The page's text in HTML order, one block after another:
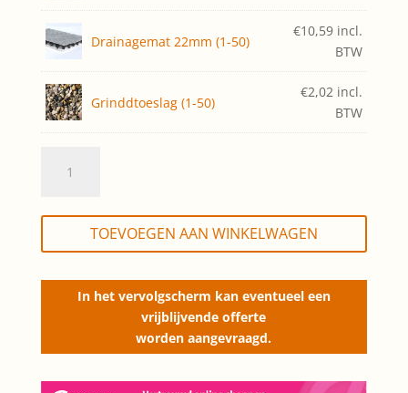
Drainagemat 22mm (1-50)
€10,59 incl.
BTW
Grinddtoeslag (1-50)
€2,02 incl.
BTW
Basis,
aanleggen
(opp.
50m2)
TOEVOEGEN AAN WINKELWAGEN
In het vervolgscherm kan eventueel een
vrijblijvende offerte
worden aangevraagd.